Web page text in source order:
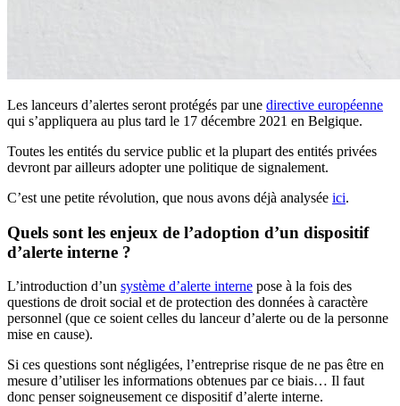
Les lanceurs d’alertes seront protégés par une directive européenne
qui s’appliquera au plus tard le 17 décembre 2021 en Belgique.
Toutes les entités du service public et la plupart des entités privées
devront par ailleurs adopter une politique de signalement.
C’est une petite révolution, que nous avons déjà analysée ici.
Quels sont les enjeux de l’adoption d’un dispositif
d’alerte interne ?
L’introduction d’un système d’alerte interne pose à la fois des
questions de droit social et de protection des données à caractère
personnel (que ce soient celles du lanceur d’alerte ou de la personne
mise en cause).
Si ces questions sont négligées, l’entreprise risque de ne pas être en
mesure d’utiliser les informations obtenues par ce biais… Il faut
donc penser soigneusement ce dispositif d’alerte interne.